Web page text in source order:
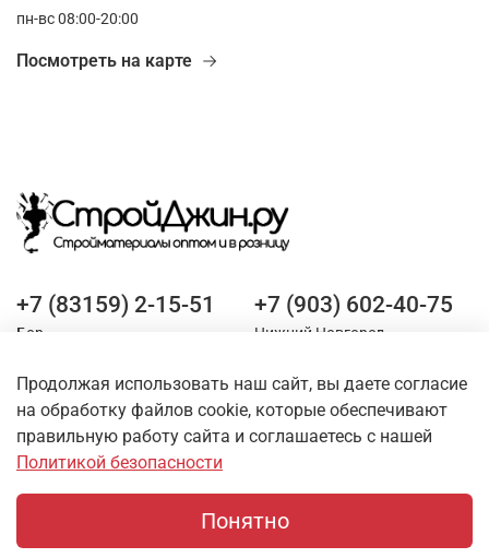
пн-вс 08:00-20:00
Посмотреть на карте
+7 (83159) 2-15-51
Бор
+7 (903) 602-40-75
Нижний Новгород
Оставайтесь на связи
Продолжая использовать наш сайт, вы даете согласие
на обработку файлов cookie, которые обеспечивают
правильную работу сайта и соглашаетесь с нашей
Политикой безопасности
Понятно